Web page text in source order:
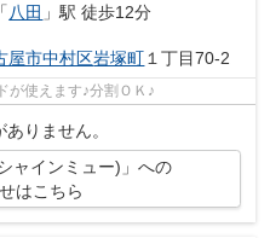
「 八田 」駅 徒歩12分
屋市中村区岩塚町 １丁目70-2
が使えます♪分割ＯＫ♪
りません。
ャインミュー)」への
はこちら